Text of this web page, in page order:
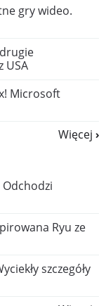
gry wideo.
USA
Microsoft
Więcej
Ryu ze
szczegóły